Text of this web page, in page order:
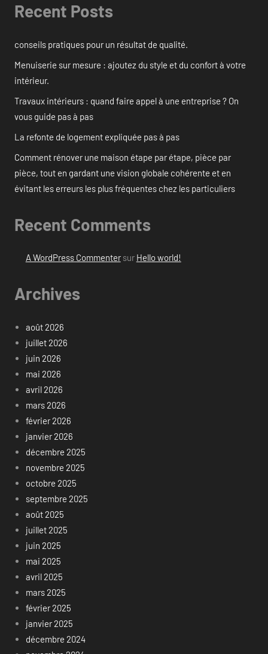
Recent Posts
conseils pratiques pour un résultat de qualité.
Menuiserie sur mesure : ajoutez du style et du confort à votre
intérieur.
Travaux intérieurs : quand faire appel à une entreprise ? On
vous guide pas à pas
La refonte de logement expliquée pas à pas
Comment rénover une maison étape par étape, pièce par
pièce, tout en gardant une vision globale cohérente et en
évitant les erreurs les plus fréquentes chez les particuliers
Recent Comments
A WordPress Commentersur Hello world!
Archives
août 2026
juillet 2026
juin 2026
mai 2026
avril 2026
mars 2026
février 2026
janvier 2026
décembre 2025
novembre 2025
octobre 2025
septembre 2025
août 2025
juillet 2025
juin 2025
mai 2025
avril 2025
mars 2025
février 2025
janvier 2025
décembre 2024